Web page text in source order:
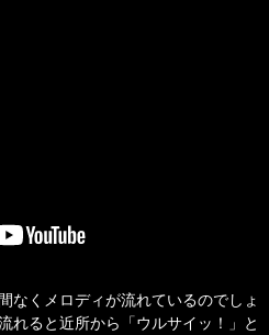
なくメロディが流れているのでしょ
れると近所から「ウルサイッ！」と